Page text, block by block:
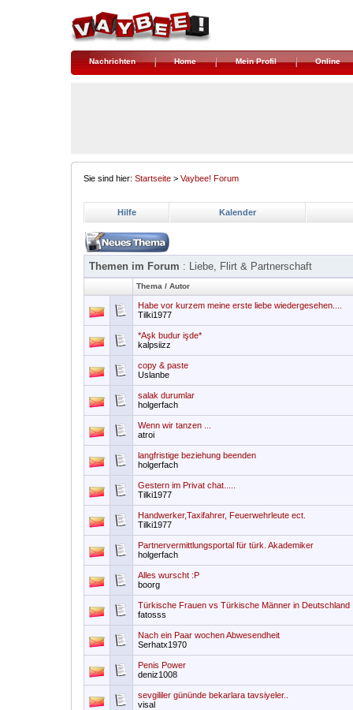
Nachrichten Home Mein Profil Online
Sie sind hier: Startseite > Vaybee! Forum
Hilfe Kalender
Themen im Forum : Liebe, Flirt & Partnerschaft
Thema / Autor
Habe vor kurzem meine erste liebe wiedergesehen....
Tilki1977
*Aşk budur işde*
kalpsiizz
copy & paste
Uslanbe
salak durumlar
holgerfach
Wenn wir tanzen ...
atroi
langfristige beziehung beenden
holgerfach
Gestern im Privat chat.....
Tilki1977
Handwerker,Taxifahrer, Feuerwehrleute ect.
Tilki1977
Partnervermittlungsportal für türk. Akademiker
holgerfach
Alles wurscht :P
boorg
Türkische Frauen vs Türkische Männer in Deutschland
fatosss
Nach ein Paar wochen Abwesendheit
Serhatx1970
Penis Power
deniz1008
sevgililer gününde bekarlara tavsiyeler..
visal